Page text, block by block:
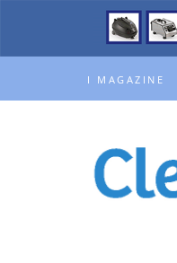
I MAGAZINE